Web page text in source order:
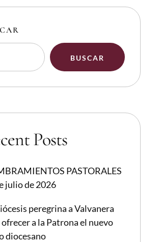
BUSCAR
Posts
PASTORALES
julio de 2026
peregrina a Valvanera
ofrecer a la Patrona el nuevo
diocesano